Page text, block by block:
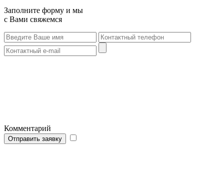
Заполните форму и мы
с Вами свяжемся
Комментарий
Отправить заявку